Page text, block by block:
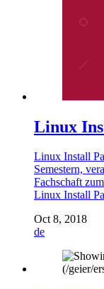
Linux
Linux Install
Semestern,
Fachschaft
Linux Install
Oct 8, 2018
de